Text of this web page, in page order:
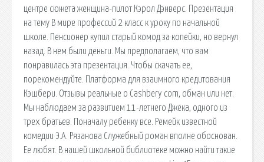
центре сюжета женщина-пилот Кэрол Дэнверс. Презентация
на тему В мире профессий 2 класс к уроку по начальной
школе. Пенсионер купил старый комод за копейки, но вернул
назад. В нем были деньги. Мы предполагаем, что вам
понравилась эта презентация. Чтобы скачать ее,
порекомендуйте. Платформа для взаимного кредитования
Кэшбери. Отзывы реальные о Cashbery com, обман или нет.
Мы наблюдаем за развитием 11-летнего Джека, одного из
трех братьев. Поначалу ребенку все. Ремейк известной
комедии Э.А. Рязанова Служебный роман вполне обоснован.
Ее любят. В нашей школьной библиотеке можно найти такие